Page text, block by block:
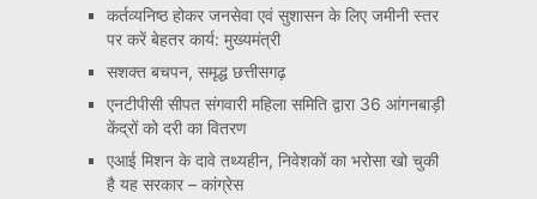
कर्तव्यनिष्ठ होकर जनसेवा एवं सुशासन के लिए जमीनी स्तर
पर करें बेहतर कार्य: मुख्यमंत्री
सशक्त बचपन, समृद्ध छत्तीसगढ़
एनटीपीसी सीपत संगवारी महिला समिति द्वारा 36 आंगनबाड़ी
केंद्रों को दरी का वितरण
एआई मिशन के दावे तथ्यहीन, निवेशकों का भरोसा खो चुकी
है यह सरकार – कांग्रेस